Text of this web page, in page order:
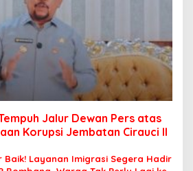
Jalur Dewan Pers atas
Korupsi Jembatan Cirauci II
Baik! Layanan Imigrasi Segera Hadir